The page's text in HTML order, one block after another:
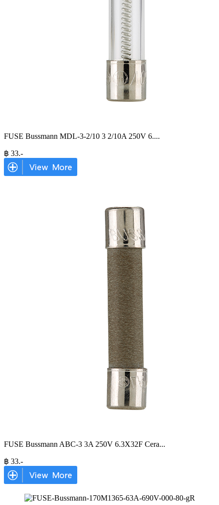
FUSE Bussmann MDL-3-2/10 3 2/10A 250V 6....
฿ 33.-
FUSE Bussmann ABC-3 3A 250V 6.3X32F Cera...
฿ 33.-